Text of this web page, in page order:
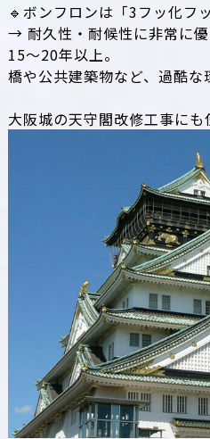
🔹ボンフロンは「3フッ化フ
→ 耐久性・耐候性に非常に
15～20年以上。
橋や公共建築物など、過酷な
大阪城の天守閣改修工事にも